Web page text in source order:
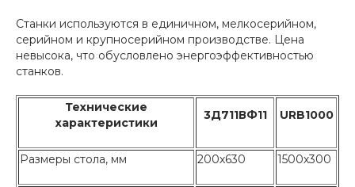
Станки используются в единичном, мелкосерийном,
серийном и крупносерийном производстве. Цена
невысока, что обусловлено энергоэффективностью
станков.
Технические
характеристики
3Д711ВФ11 URB1000
Размеры стола, мм 200х630 1500х300